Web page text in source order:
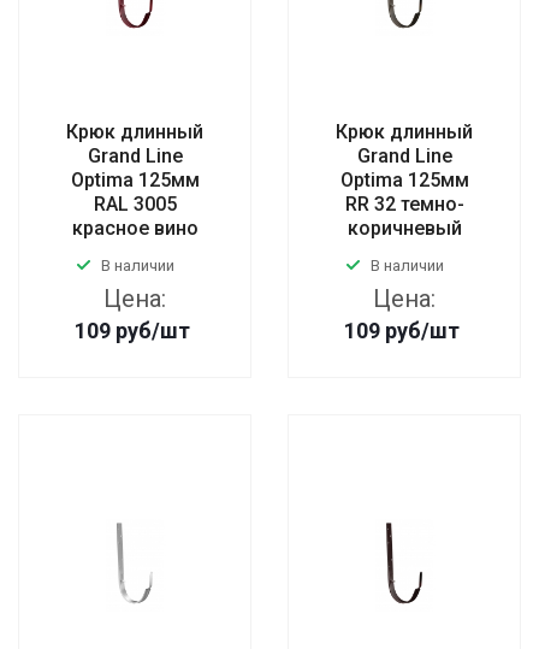
Крюк длинный
Grand Line
Optima 125мм
RAL 3005
красное вино
В наличии
Цена:
109 руб/шт
Крюк длинный
Grand Line
Optima 125мм
RR 32 темно-
коричневый
В наличии
Цена:
109 руб/шт